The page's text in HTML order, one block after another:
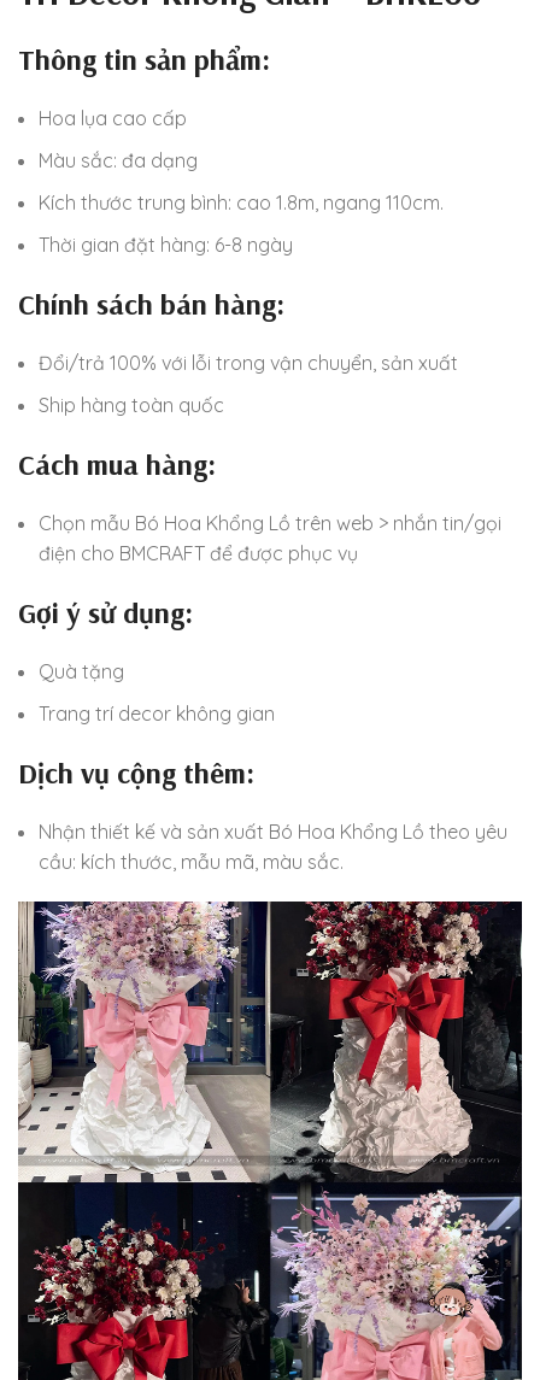
Thông tin sản phẩm:
Hoa lụa cao cấp
Màu sắc: đa dạng
Kích thước trung bình: cao 1.8m, ngang 110cm.
Thời gian đặt hàng: 6-8 ngày
Chính sách bán hàng:
Đổi/trả 100% với lỗi trong vận chuyển, sản xuất
Ship hàng toàn quốc
Cách mua hàng:
Chọn mẫu Bó Hoa Khổng Lồ trên web > nhắn tin/gọi
điện cho BMCRAFT để được phục vụ
Gợi ý sử dụng:
Quà tặng
Trang trí decor không gian
Dịch vụ cộng thêm:
Nhận thiết kế và sản xuất Bó Hoa Khổng Lồ theo yêu
cầu: kích thước, mẫu mã, màu sắc.